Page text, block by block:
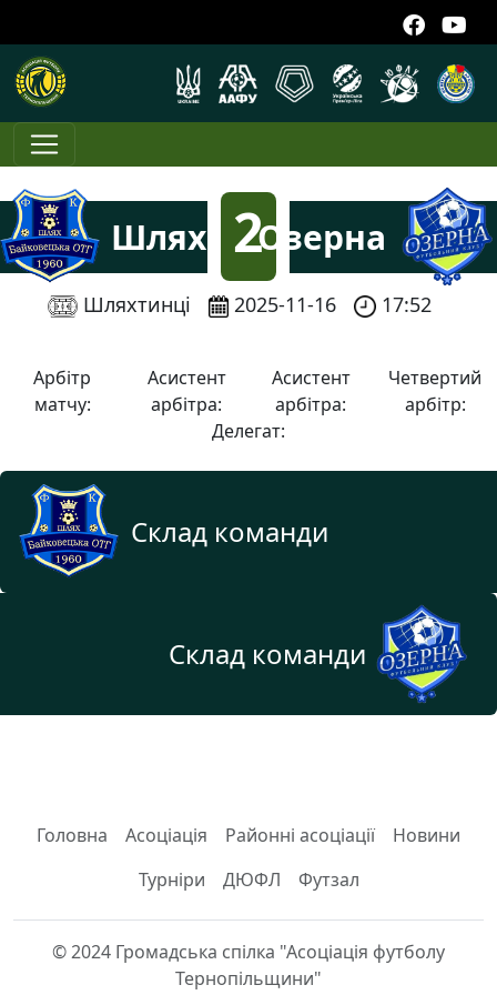
Шлях
2
:
Озерна
Шляхтинці 2025-11-16 17:52
Арбітр
матчу:
Асистент
арбітра:
Асистент
арбітра:
Четвертий
арбітр:
Делегат:
Склад команди
Склад команди
Головна Асоціація Районні асоціації
Новини
Турніри
ДЮФЛ Футзал
© 2024 Громадська спілка "Асоціація футболу
Тернопільщини"